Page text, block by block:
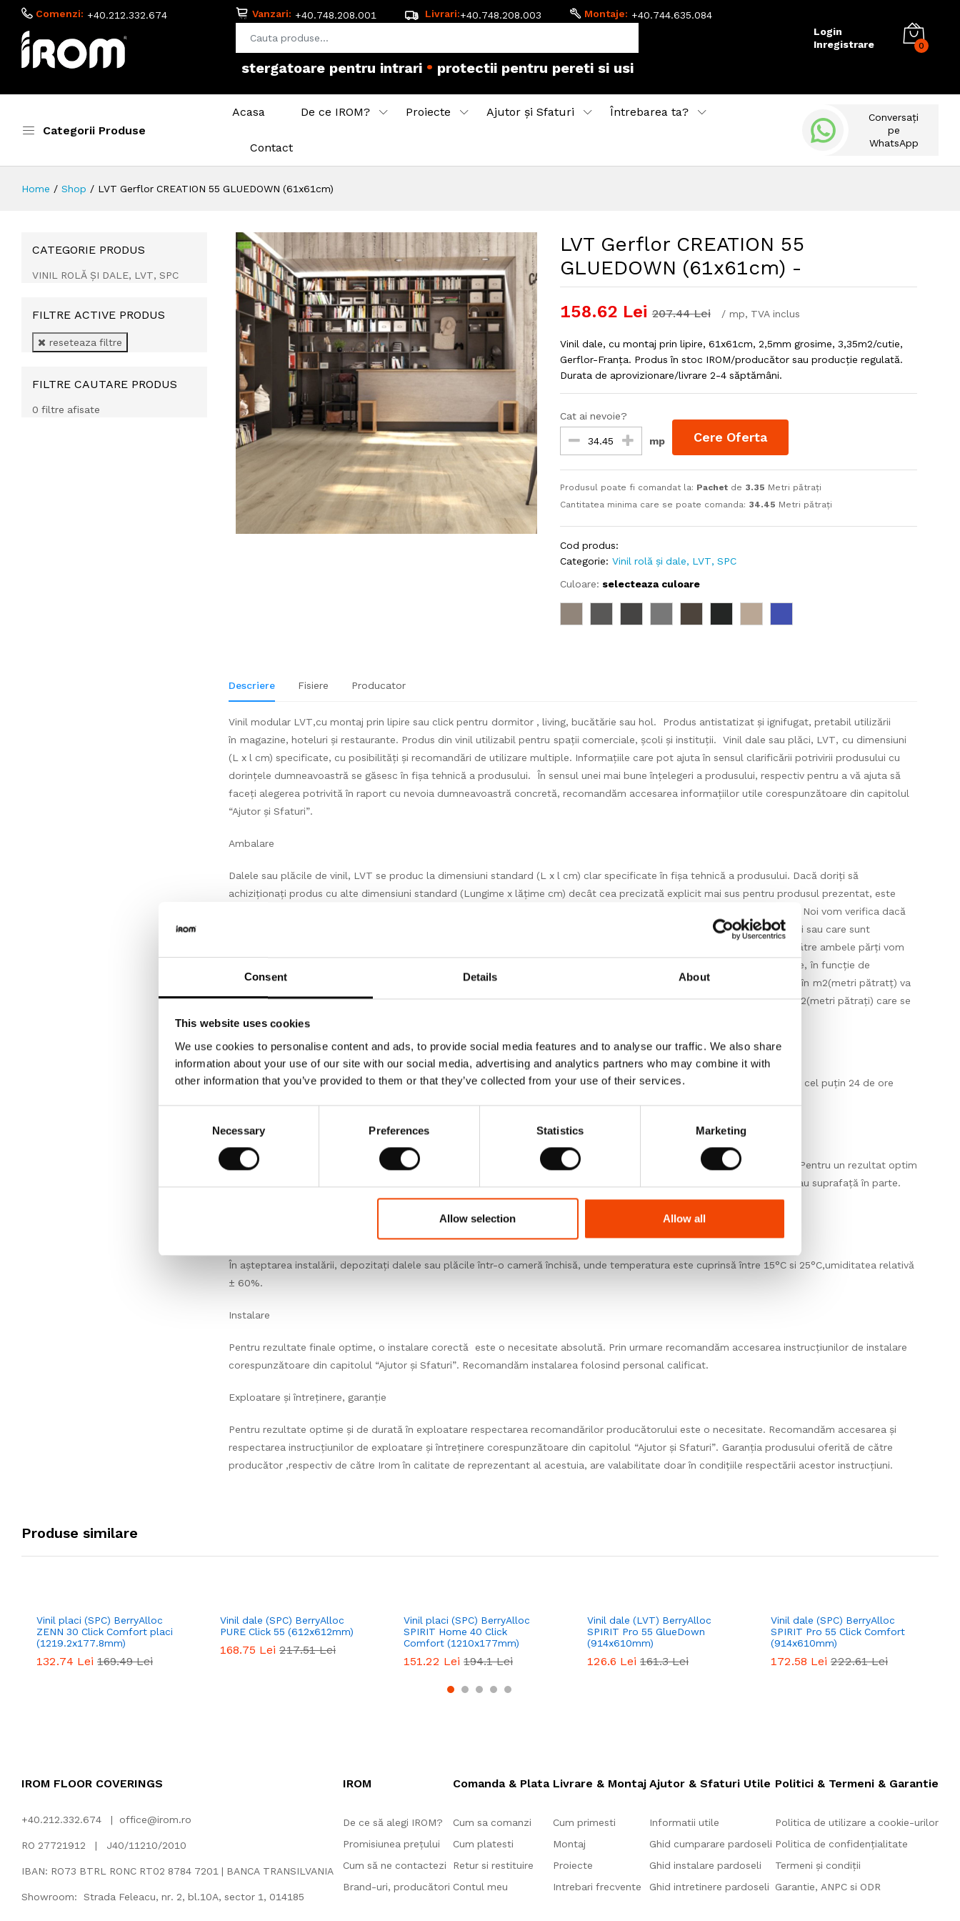
Consent Details About
This website uses cookies
We use cookies to personalise content and ads, to provide social media features and to analyse our traffic. We also share
information about your use of our site with our social media, advertising and analytics partners who may combine it with
other information that you’ve provided to them or that they’ve collected from your use of their services.
Necessary Preferences Statistics Marketing
Allow selection Allow all
Comenzi: +40.212.332.674 Vanzari: +40.748.208.001 Livrari:+40.748.208.003 Montaje: +40.744.635.084
adezivi si accesorii pentru montaj•pardoseala flotanta
Login
Inregistrare
0
Categorii Produse
Acasa De ce IROM? Proiecte Ajutor și Sfaturi Întrebarea ta?
Contact
Conversați
pe
WhatsApp
Home Shop LVT Gerflor CREATION 55 GLUEDOWN (61x61cm)
LVT Gerflor CREATION 55
GLUEDOWN (61x61cm) -
158.62 Lei 207.44 Lei / mp, TVA inclus
Vinil dale, cu montaj prin lipire, 61x61cm, 2,5mm grosime, 3,35m2/cutie,
Gerflor-Franța. Produs în stoc IROM/producător sau producție regulată.
Durata de aprovizionare/livrare 2-4 săptămâni.
Cat ai nevoie?
mp Cere Oferta
Produsul poate fi comandat la: Pachetde 3.35 Metri pătrați
Cantitatea minima care se poate comanda: 34.45 Metri pătrați
Cod produs:
Categorie: Vinil rolă și dale, LVT, SPC
Culoare: selecteaza culoare
Descriere Fisiere Producator
Vinil modular LVT,cu montaj prin lipire sau click pentru dormitor , living, bucătărie sau hol. Produs antistatizat și ignifugat, pretabil utilizării
în magazine, hoteluri și restaurante. Produs din vinil utilizabil pentru spații comerciale, școli și instituții. Vinil dale sau plăci, LVT, cu dimensiuni
(L x l cm) specificate, cu posibilități și recomandări de utilizare multiple. Informațiile care pot ajuta în sensul clarificării potrivirii produsului cu
dorințele dumneavoastră se găsesc în fișa tehnică a produsului. În sensul unei mai bune înțelegeri a produsului, respectiv pentru a vă ajuta să
faceți alegerea potrivită în raport cu nevoia dumneavoastră concretă, recomandăm accesarea informațiilor utile corespunzătoare din capitolul
“Ajutor și Sfaturi”.
Ambalare
Dalele sau plăcile de vinil, LVT se produc la dimensiuni standard (L x l cm) clar specificate în fișa tehnică a produsului. Dacă doriți să
achiziționați produs cu alte dimensiuni standard (Lungime x lățime cm) decât cea precizată explicit mai sus pentru produsul prezentat, este
important să luați legătura cu noi (telefonic, email sau mesaj) și să ne transmiteți dorința dumneavoastră în acest sens. Noi vom verifica dacă
produsul se fabrică și/sau poate fi livrat la alte dimensiuni standard, dacă acesta este disponibil în stocul producătorului sau care sunt
posibilitățile de producție, respectiv care poate fi durata estimată de livrare. În cazul unui răspuns pozitiv, agreat de către ambele părți vom
continua dialogul direct pentru finalizarea achiziției. Vinilul, LVT-ul se împachetează în cutii cu cantități clar specificate, în funcție de
dimensiunile standard ale plăcilor sau dalelor respectivului produs. Produsul solicitat, respectiv cantitatea achiziționată în m2(metri pătratț) va
fi livrată în cutii , fiecare cutie având o cantitate clar specificată în m2 (metri pătrați/cutie). Astfel cantitatea totală în m2(metri pătrați) care se
va comanda, respectiv achiziționa, va însemna un număr întreg de cutii.
Depozitare
Puneți cutiile de vinil pe o suprafață plană în camera în care urmează să fie instalat vinilul. Lăsați-le în așteptare timp de cel puțin 24 de ore
Inspecție
Calitatea, culoarea și numărul lotului de fabricație sunt menționate de către producător pentru fiecare produs în parte. Pentru un rezultat optim
după montare, vizual vorbind, este foarte important să folosiți produs din același lot de fabricație în aceeași încăpere sau suprafață în parte.
Prin urmare, trebuie să verificați întotdeauna produsul livrat înainte de a începe instalarea.
În așteptarea instalării, depozitați dalele sau plăcile într-o cameră închisă, unde temperatura este cuprinsă între 15°C si 25°C,umiditatea relativă
± 60%.
Instalare
Pentru rezultate finale optime, o instalare corectă este o necesitate absolută. Prin urmare recomandăm accesarea instrucțiunilor de instalare
corespunzătoare din capitolul “Ajutor și Sfaturi”. Recomandăm instalarea folosind personal calificat.
Exploatare și întreținere, garanție
Pentru rezultate optime și de durată în exploatare respectarea recomandărilor producătorului este o necesitate. Recomandăm accesarea și
respectarea instrucțiunilor de exploatare și întreținere corespunzătoare din capitolul “Ajutor și Sfaturi”. Garanția produsului oferită de către
producător ,respectiv de către Irom în calitate de reprezentant al acestuia, are valabilitate doar în condițiile respectării acestor instrucțiuni.
CATEGORIE PRODUS
VINIL ROLĂ ȘI DALE, LVT, SPC
FILTRE ACTIVE PRODUS
reseteaza filtre
FILTRE CAUTARE PRODUS
0 filtre afisate
Produse similare
Vinil placi (SPC) BerryAlloc
ZENN 30 Click Comfort placi
(1219.2x177.8mm)
132.74 Lei 169.49 Lei
Vinil dale (SPC) BerryAlloc
PURE Click 55 (612x612mm)
168.75 Lei 217.51 Lei
Vinil placi (SPC) BerryAlloc
SPIRIT Home 40 Click
Comfort (1210x177mm)
151.22 Lei 194.1 Lei
Vinil dale (LVT) BerryAlloc
SPIRIT Pro 55 GlueDown
(914x610mm)
126.6 Lei 161.3 Lei
Vinil dale (SPC) BerryAlloc
SPIRIT Pro 55 Click Comfort
(914x610mm)
172.58 Lei 222.61 Lei
IROM FLOOR COVERINGS
+40.212.332.674 | office@irom.ro
RO 27721912 | J40/11210/2010
IBAN: RO73 BTRL RONC RT02 8784 7201 | BANCA TRANSILVANIA
Showroom: Strada Feleacu, nr. 2, bl.10A, sector 1, 014185
IROM
De ce să alegi IROM?
Promisiunea prețului
Cum să ne contactezi
Brand-uri, producători
Comanda & Plata
Cum sa comanzi
Cum platesti
Retur si restituire
Contul meu
Livrare & Montaj
Cum primesti
Montaj
Proiecte
Intrebari frecvente
Ajutor & Sfaturi Utile
Informatii utile
Ghid cumparare pardoseli
Ghid instalare pardoseli
Ghid intretinere pardoseli
Politici & Termeni & Garantie
Politica de utilizare a cookie-urilor
Politica de confidențialitate
Termeni și condiții
Garantie, ANPC si ODR